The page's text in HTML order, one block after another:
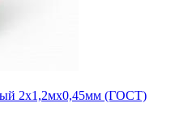
2х1,2мх0,45мм (ГОСТ)